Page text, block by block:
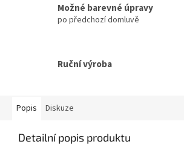
Možné barevné úpravy
po předchozí domluvě
Ruční výroba
Popis Diskuze
Detailní popis produktu